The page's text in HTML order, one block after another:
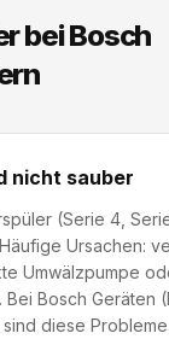
bei Bosch
nicht sauber
(Serie 4,
Ursachen:
Umwälzpumpe
Bosch Geräten
diese